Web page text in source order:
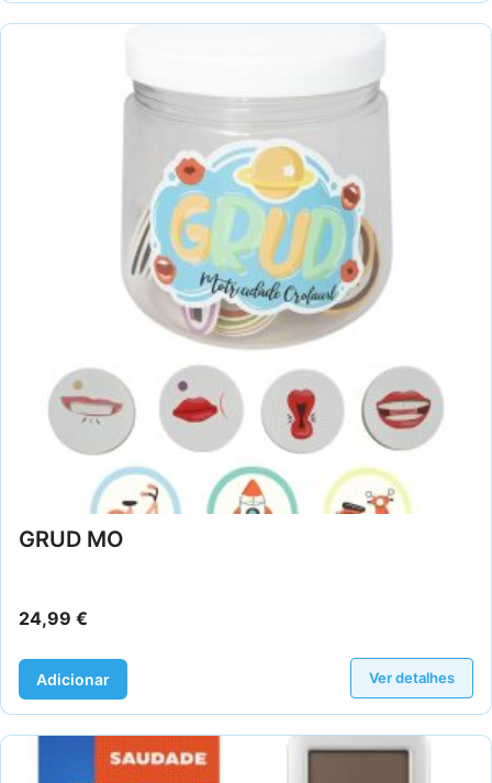
GRUD MO
24,99 €
Adicionar Ver detalhes